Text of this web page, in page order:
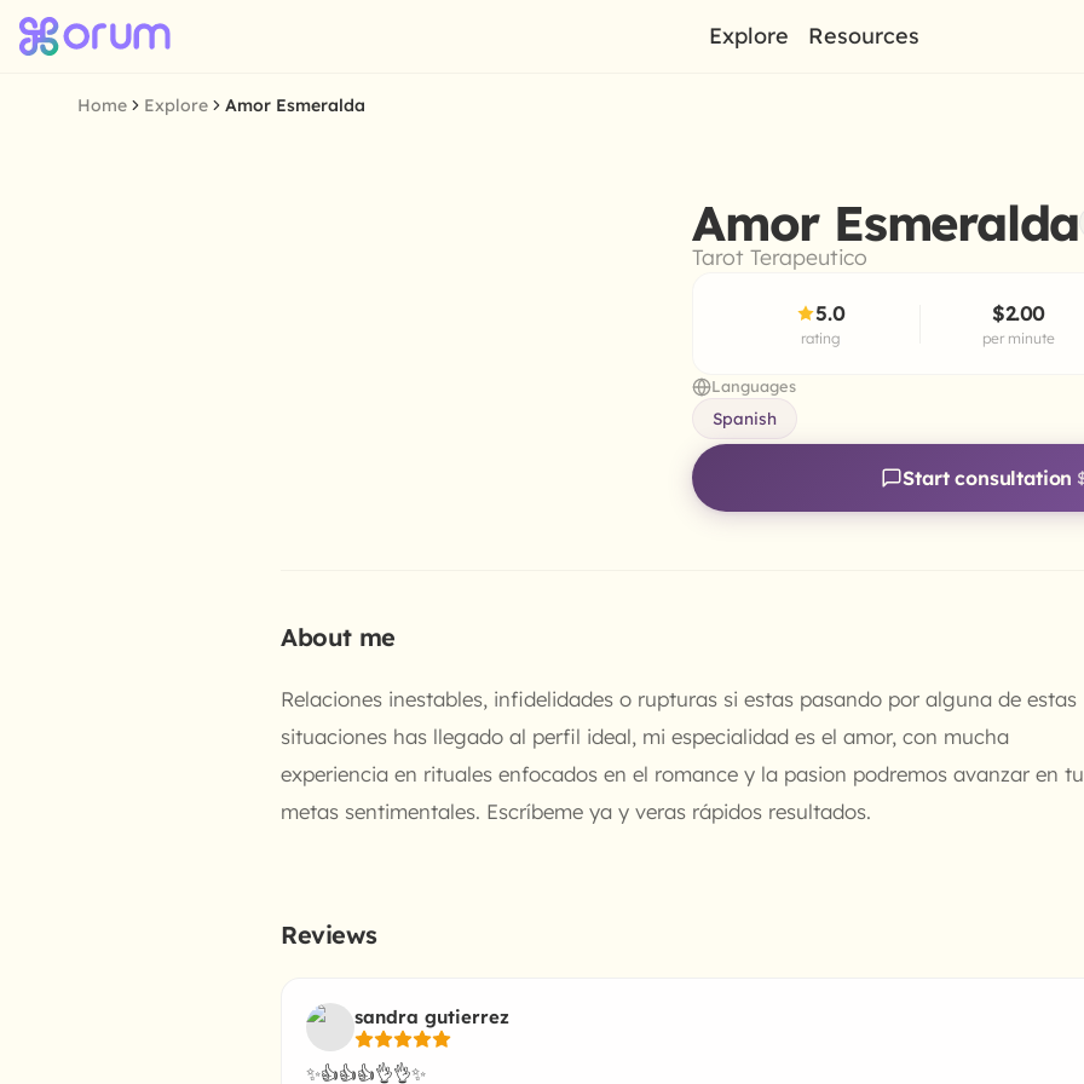
Explore Resources
Home Explore Amor Esmeralda
Amor Esmeralda
Tarot Terapeutico
5.0
rating
$2.00
per minute
Languages
Spanish
Start consultation
About me
Relaciones inestables, infidelidades o rupturas si estas pasando por alguna de estas
situaciones has llegado al perfil ideal, mi especialidad es el amor, con mucha
experiencia en rituales enfocados en el romance y la pasion podremos avanzar en
metas sentimentales. Escríbeme ya y veras rápidos resultados.
Reviews
sandra gutierrez
✨️👍👍👍👌👌✨️